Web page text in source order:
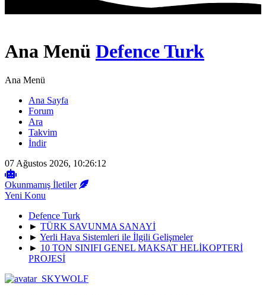
Ana Menü Defence Turk
Ana Menü
Ana Sayfa
Forum
Ara
Takvim
İndir
07 Ağustos 2026, 10:26:12
Okunmamış İletiler
Yeni Konu
Defence Turk
► TÜRK SAVUNMA SANAYİ
► Yerli Hava Sistemleri ile İlgili Gelişmeler
► 10 TON SINIFI GENEL MAKSAT HELİKOPTERİ
PROJESİ